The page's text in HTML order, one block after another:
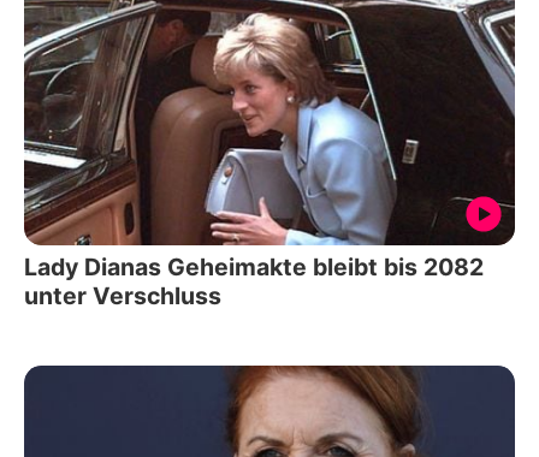
Lady Dianas Geheimakte bleibt bis 2082
unter Verschluss